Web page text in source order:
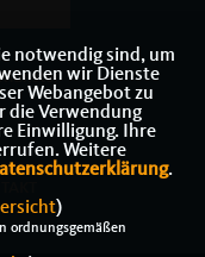
notwendig sind, um
wir Dienste
Webangebot zu
die Verwendung
Einwilligung. Ihre
Weitere
.
)
ordnungsgemäßen